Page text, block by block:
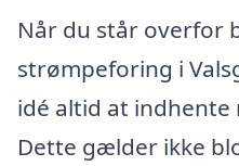
Når du står overfor
strømpeforing i
idé altid at
Dette gælder ikke